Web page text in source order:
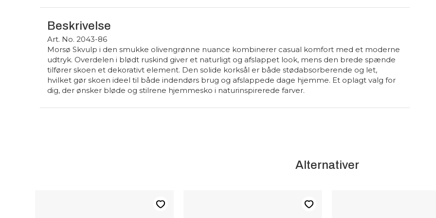
Beskrivelse
Art. No. 2043-86
Morsø Skvulp i den smukke olivengrønne nuance kombinerer casual komfort med et moderne
udtryk. Overdelen i blødt ruskind giver et naturligt og afslappet look, mens den brede spænde
tilfører skoen et dekorativt element. Den solide korksål er både stødabsorberende og let,
hvilket gør skoen ideel til både indendørs brug og afslappede dage hjemme. Et oplagt valg for
dig, der ønsker bløde og stilrene hjemmesko i naturinspirerede farver.
Alternativer